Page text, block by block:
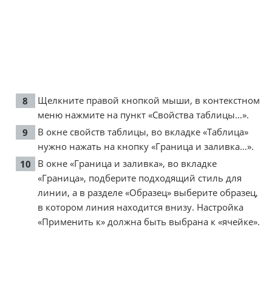
Щелкните правой кнопкой мыши, в контекстном
меню нажмите на пункт «Свойства таблицы…».
В окне свойств таблицы, во вкладке «Таблица»
нужно нажать на кнопку «Граница и заливка…».
В окне «Граница и заливка», во вкладке
«Граница», подберите подходящий стиль для
линии, а в разделе «Образец» выберите образец,
в котором линия находится внизу. Настройка
«Применить к» должна быть выбрана к «ячейке».